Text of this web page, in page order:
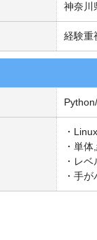
神奈川
経験重
・
・単
・レ
・手